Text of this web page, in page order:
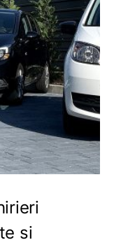
si